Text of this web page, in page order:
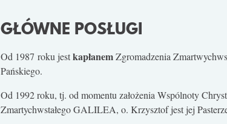
GŁÓWNE POSŁUGI
Od 1987 roku jestkapłanemZgromadzenia
Pańskiego.
Od 1992 roku, tj. od momentu założenia Wspólnoty
Zmartychwstałego GALILEA, o. Krzysztof jest jej